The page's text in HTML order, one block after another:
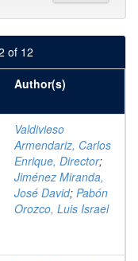
of 12
Author(s)
Valdivieso
Armendariz, Carlos
Enrique, Director;
Jiménez Miranda,
José David; Pabón
Orozco, Luis Israel